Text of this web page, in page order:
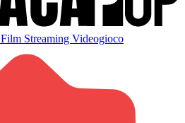
Film Streaming Videogioco